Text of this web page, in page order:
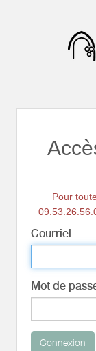
Pour
Courriel
Mot de
Connexion